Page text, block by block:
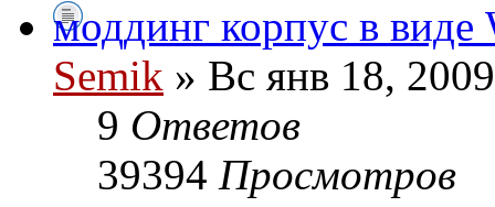
моддинг корпус в
Semik » Вс янв 18,
9 Ответов
39394 Просмотров